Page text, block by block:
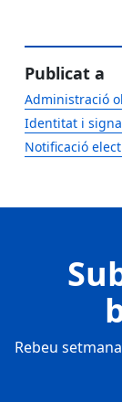
Publicat a
Administració
Identitat i
Notificació
Rebeu